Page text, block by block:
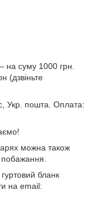
на суму 1000 грн.
(дзвіньте
Укр. пошта. Оплата:
можна також
бланк
на email: